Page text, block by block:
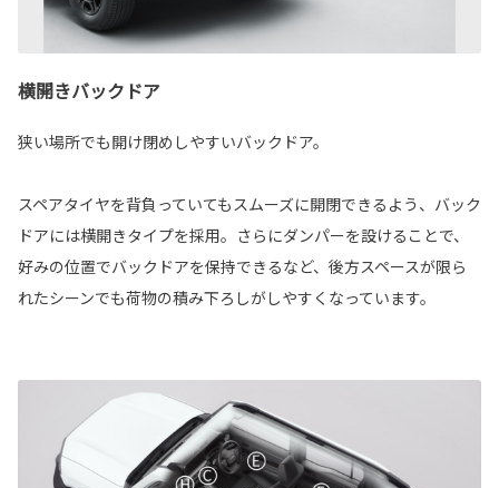
横開きバックドア
狭い場所でも開け閉めしやすいバックドア。
スペアタイヤを背負っていてもスムーズに開閉できるよう、バック
ドアには横開きタイプを採用。さらにダンパーを設けることで、
好みの位置でバックドアを保持できるなど、後方スペースが限ら
れたシーンでも荷物の積み下ろしがしやすくなっています。